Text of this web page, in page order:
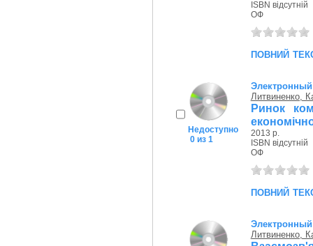
ISBN відсутній
ОФ
повний
Недоступно
0 из 1
Электронный
Литвиненко,
Ринок
2013 р.
ISBN відсутній
ОФ
повний
Электронный
Литвиненко,